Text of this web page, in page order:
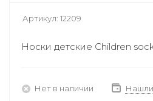
Артикул: 12209
Носки детские Children
Нет в наличии